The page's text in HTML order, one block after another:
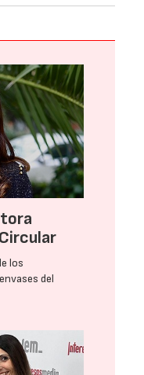
los
del